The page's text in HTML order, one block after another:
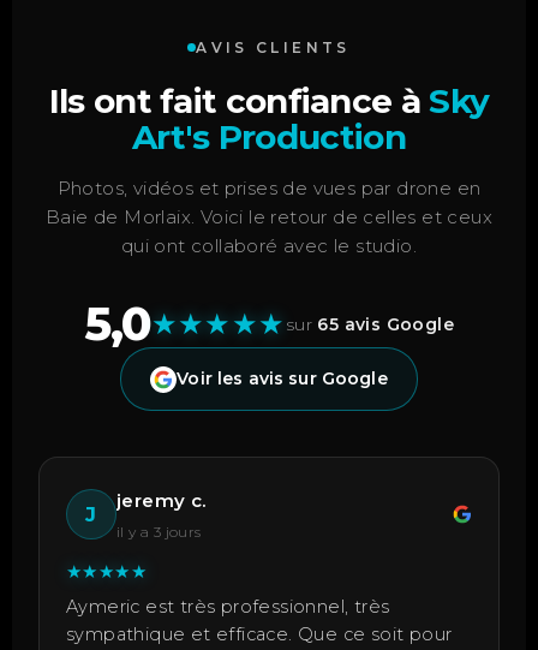
AVIS CLIENTS
Ils ont fait confiance àSky
Art's Production
Photos, vidéos et prises de vues par drone en
Baie de Morlaix. Voici le retour de celles et ceux
qui ont collaboré avec le studio.
5,0★★★★★ sur 65 avis Google
Voir les avis sur Google
J
jeremy c.
il y a 3 jours
★★★★★
Aymeric est très professionnel, très
sympathique et efficace. Que ce soit pour